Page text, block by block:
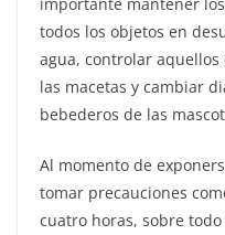
todos los objetos en
agua, controlar
las macetas y cambiar
bebederos de las
Al momento de
tomar precauciones
cuatro horas, sobre